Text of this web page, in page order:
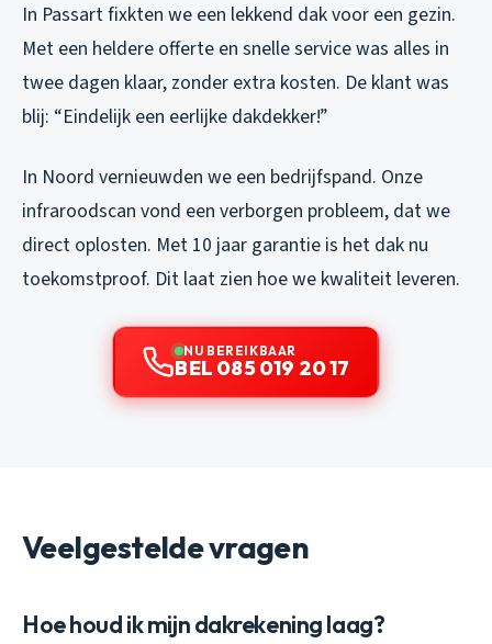
In Passart fixkten we een lekkend dak voor een gezin.
Met een heldere offerte en snelle service was alles in
twee dagen klaar, zonder extra kosten. De klant was
blij: “Eindelijk een eerlijke dakdekker!”
In Noord vernieuwden we een bedrijfspand. Onze
infraroodscan vond een verborgen probleem, dat we
direct oplosten. Met 10 jaar garantie is het dak nu
toekomstproof. Dit laat zien hoe we kwaliteit leveren.
NU BEREIKBAAR
BEL 085 019 20 17
Veelgestelde vragen
Hoe houd ik mijn dakrekening laag?